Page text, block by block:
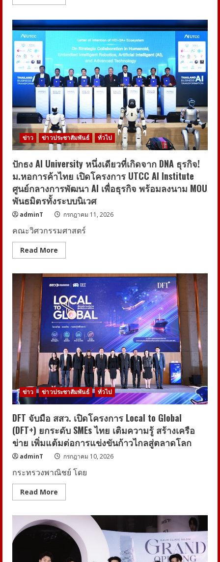
more
สพฐ.
และ
มือ
กัน
สร้าง
ผู้
เรียน
ที่
ไม่ใช่
นัก
ท่องจำ
แต่
เป็น
นัก
คิด
นัก
สร้างสรรค์
แก้
ปัญหา
และ
เป็น
พลเมือง
คุณภาพ
ของ
ประเทศ
และ
โลก
โครงการ
ข่าว ข่าวประชาสัมพันธ์ ทั่วไป
ปักธง AI University หนึ่งเดียวที่เกิดจาก DNA ธุรกิจ!
ม.หอการค้าไทย เปิดโครงการ UTCC AI Institute
ศูนย์กลางการพัฒนา AI เพื่อธุรกิจ พร้อมลงนาม MOU
พันธมิตรทั้งระบบนิเวศ
adminT กรกฎาคม 11, 2026
คณะวิศวกรรมศาสตร์
Read More
more
ธง
AI
University
หนึ่ง
เดียว
ที่
เกิด
จาก
DNA
ธุรกิจ!
ม.หอการค้าไทย
เปิด
โครงการ
UTCC
AI
Institute
ศูนย์กลาง
การ
พัฒนา
เพื่อ
ธุรกิจ
พร้อม
ลง
นาม
พันธมิตร
ระบบ
นิเวศ
ข่าว ข่าวประชาสัมพันธ์ ทั่วไป
DFT จับมือ สสว. เปิดโครงการ Local to Global
(DFT+) ยกระดับ SMEs ไทย เติมความรู้ สร้างเครือ
ข่าย เพิ่มแต้มต่อการแข่งขันก้าวไกลสู่ตลาดโลก
adminT กรกฎาคม 10, 2026
กระทรวงพาณิชย์ โดย
Read More
more
จับ
มือ
สสว.
โครงการ